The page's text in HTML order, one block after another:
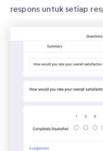
respons untuk setiap